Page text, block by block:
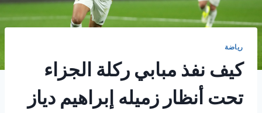
رياضة
كيف نفذ مبابي ركلة الجزاء
تحت أنظار زميله إبراهيم دياز